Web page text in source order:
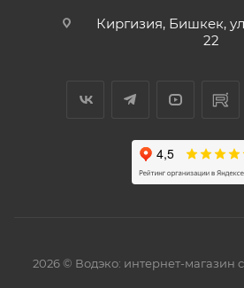
Киргизия, Бишкек,
22
2026 © Водэко: интернет-магазин